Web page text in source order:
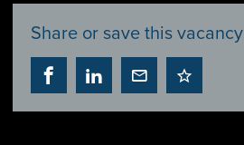
Share or save this vacancy